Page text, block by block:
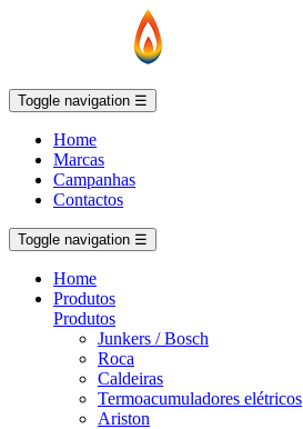
Toggle navigation ☰
Home
Marcas
Campanhas
Contactos
Toggle navigation ☰
Home
Produtos
Produtos
Junkers / Bosch
Roca
Caldeiras
Termoacumuladores elétricos
Ariston